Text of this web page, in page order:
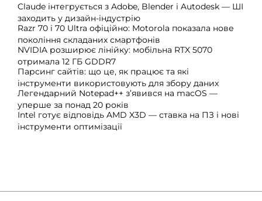
Claude інтегрується з Adobe, Blender і Autodesk — ШІ
заходить у дизайн-індустрію
Razr 70 і 70 Ultra офіційно: Motorola показала нове
покоління складаних смартфонів
NVIDIA розширює лінійку: мобільна RTX 5070
отримала 12 ГБ GDDR7
Парсинг сайтів: що це, як працює та які
інструменти використовують для збору даних
Легендарний Notepad++ з’явився на macOS —
уперше за понад 20 років
Intel готує відповідь AMD X3D — ставка на ПЗ і нові
інструменти оптимізації